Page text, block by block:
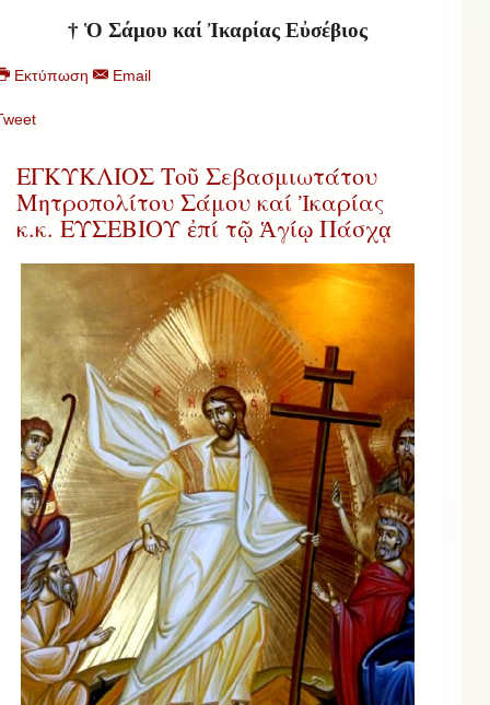
† Ὁ Σάμου καί Ἰκαρίας Εὐσέβιος
Εκτύπωση Email
ΕΓΚΥΚΛΙΟΣ Τοῦ Σεβασμιωτάτου
Μητροπολίτου Σάμου καί Ἰκαρίας
κ.κ. ΕΥΣΕΒΙΟΥ ἐπί τῷ Ἁγίῳ Πάσχᾳ